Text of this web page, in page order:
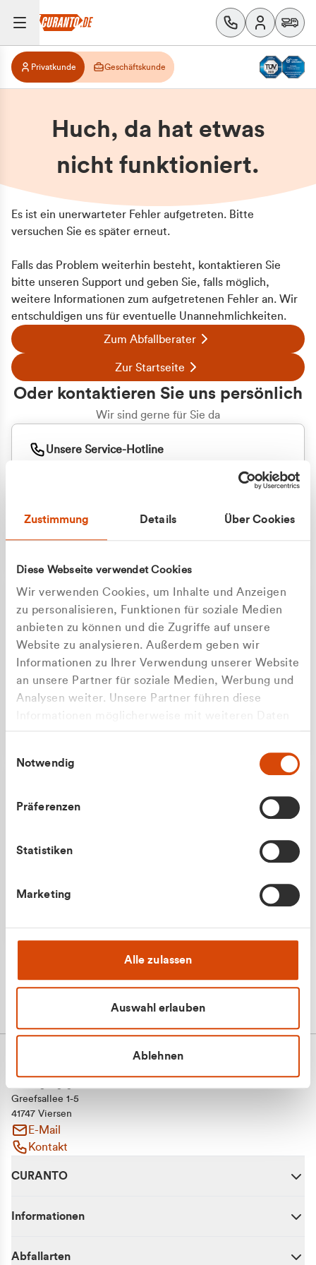
Zustimmung Details Über Cookies
Diese Webseite verwendet Cookies
Wir verwenden Cookies, um Inhalte und Anzeigen
zu personalisieren, Funktionen für soziale Medien
anbieten zu können und die Zugriffe auf unsere
Website zu analysieren. Außerdem geben wir
Informationen zu Ihrer Verwendung unserer Website
an unsere Partner für soziale Medien, Werbung und
Analysen weiter. Unsere Partner führen diese
gesammelt haben.
Notwendig
Präferenzen
Statistiken
Marketing
Alle zulassen
Auswahl erlauben
Ablehnen
Privatkunde Geschäftskunde
Huch, da hat etwas
nicht funktioniert.
Es ist ein unerwarteter Fehler aufgetreten. Bitte
versuchen Sie es später erneut.
Falls das Problem weiterhin besteht, kontaktieren Sie
bitte unseren Support und geben Sie, falls möglich,
weitere Informationen zum aufgetretenen Fehler an. Wir
entschuldigen uns für eventuelle Unannehmlichkeiten.
Zum Abfallberater
Zur Startseite
Oder kontaktieren Sie uns persönlich
Wir sind gerne für Sie da
Unsere Service-Hotline
+49 177 8376058
Apilash Balanesan
Greefsallee 1-5
41747 Viersen
E-Mail
Kontakt
CURANTO
Informationen
Abfallarten